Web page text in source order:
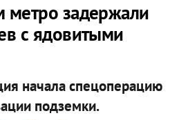
метро задержали
с ядовитыми
начала спецоперацию
подземки.